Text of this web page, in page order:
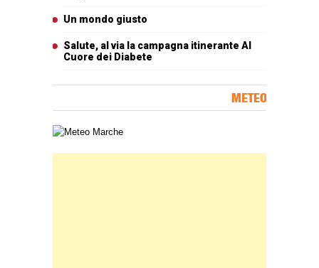
Un mondo giusto
Salute, al via la campagna itinerante Al
Cuore dei Diabete
METEO
Carta meteorologica delle Marche